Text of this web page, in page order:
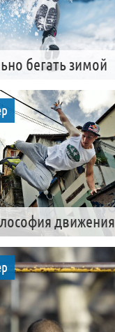
бегать зимой
движения